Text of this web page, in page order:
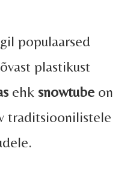
populaarsed
plastikust
ehk snowtube on
traditsioonilistele